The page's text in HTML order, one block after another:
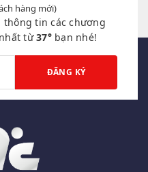
hàng mới)
thông tin các chương
từ37°bạn nhé!